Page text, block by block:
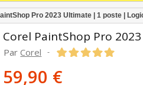
Pro 2023 Ultimate | 1 poste |
Corel PaintShop Pro
ParCorel -
59,90 €